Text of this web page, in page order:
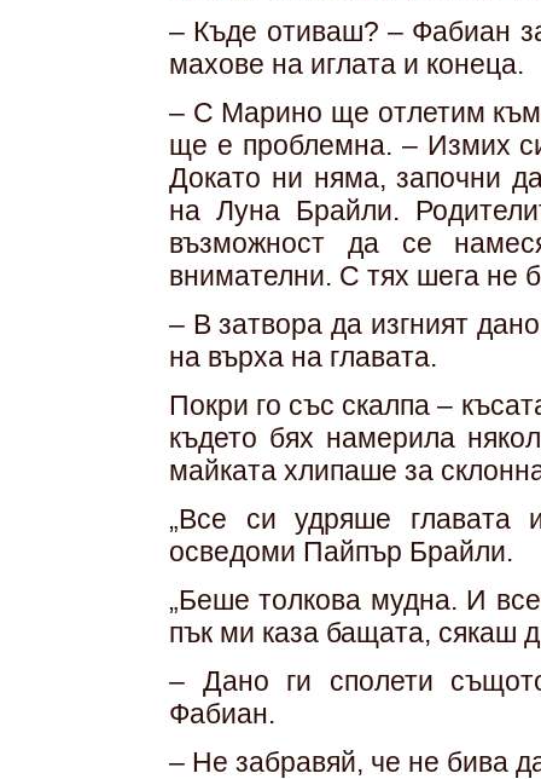
– Къде отиваш? – Фабиан
махове на иглата и конеца.
– С Марино ще отлетим към
ще е проблемна. – Измих
Докато ни няма, започни
на Луна Брайли.
възможност да се
внимателни. С тях шега не
– В затвора да изгният
на върха на главата.
Покри го със скалпа –
където бях намерила
майката хлипаше за
„Все си удряше
осведоми Пайпър Брайли.
„Беше толкова мудна. И
пък ми каза бащата, сякаш
– Дано ги сполети
Фабиан.
– Не забравяй, че не бива